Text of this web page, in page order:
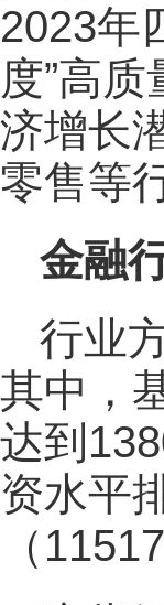
2023年
度”高
济增长
零售等
金融
行业
其中，
达到
资水平
（